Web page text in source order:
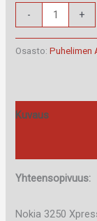
-
BP-
6M
määrä
+
Osasto:Puhelimen
Kuvaus
Yhteensopivuus:
Nokia 3250